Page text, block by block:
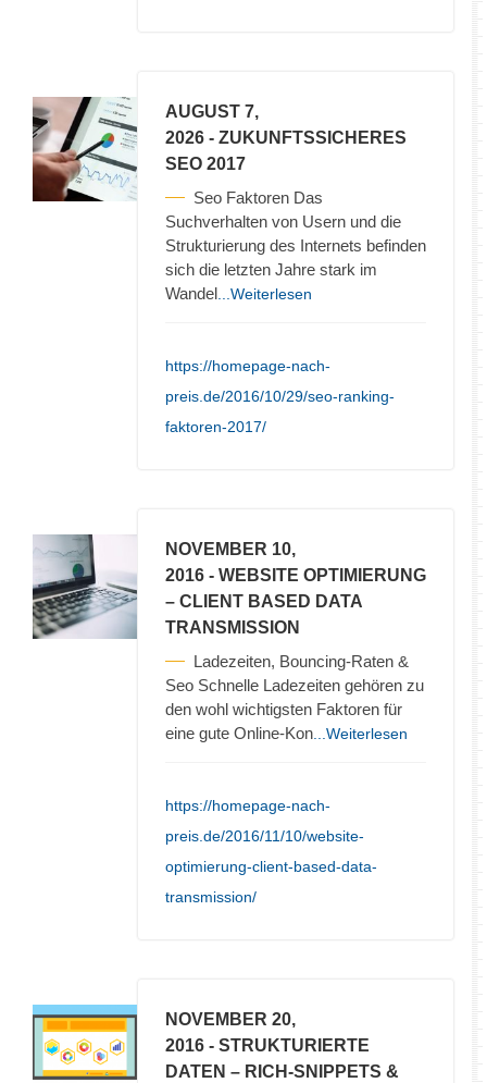
AUGUST 7,
2026 - ZUKUNFTSSICHERES
SEO 2017
Seo Faktoren Das
Suchverhalten von Usern und die
Strukturierung des Internets befinden
sich die letzten Jahre stark im
Wandel ...Weiterlesen
https://homepage-nach-
preis.de/2016/10/29/seo-ranking-
faktoren-2017/
NOVEMBER 10,
2016 - WEBSITE OPTIMIERUNG
– CLIENT BASED DATA
TRANSMISSION
Ladezeiten, Bouncing-Raten &
Seo Schnelle Ladezeiten gehören zu
den wohl wichtigsten Faktoren für
eine gute Online-Kon ...Weiterlesen
https://homepage-nach-
preis.de/2016/11/10/website-
optimierung-client-based-data-
transmission/
NOVEMBER 20,
2016 - STRUKTURIERTE
DATEN – RICH-SNIPPETS &